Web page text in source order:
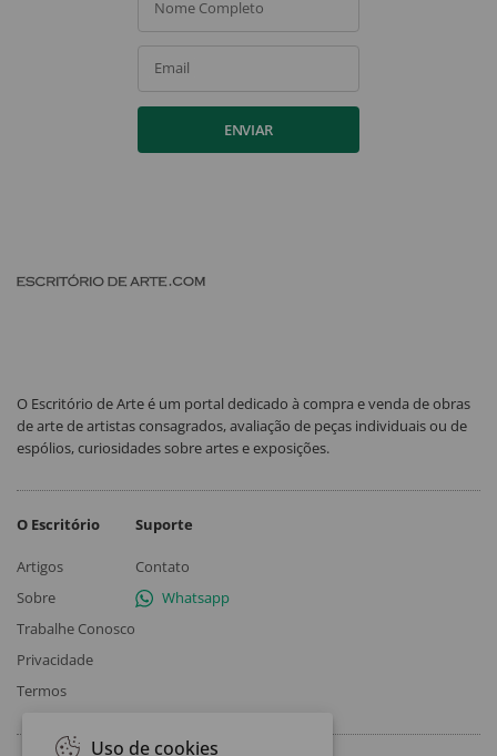
Nome Completo
Email
ENVIAR
O Escritório de Arte é um portal dedicado à compra e venda de obras
de arte de artistas consagrados, avaliação de peças individuais ou de
espólios, curiosidades sobre artes e exposições.
O Escritório
Artigos
Sobre
Trabalhe Conosco
Privacidade
Termos
Suporte
Contato
Whatsapp
Uso de cookies